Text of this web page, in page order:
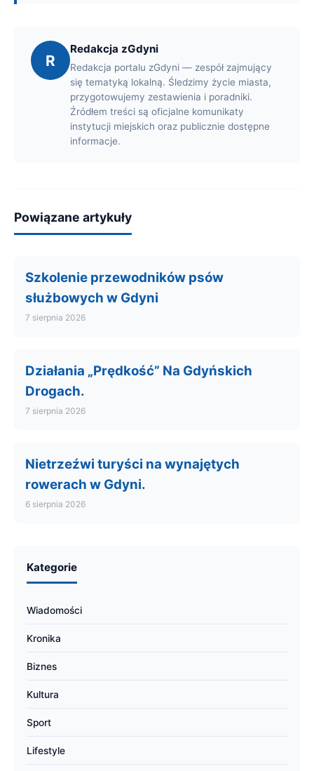
R
Redakcja zGdyni
Redakcja portalu zGdyni — zespół zajmujący
się tematyką lokalną. Śledzimy życie miasta,
przygotowujemy zestawienia i poradniki.
Źródłem treści są oficjalne komunikaty
instytucji miejskich oraz publicznie dostępne
informacje.
Powiązane artykuły
Szkolenie przewodników psów
służbowych w Gdyni
7 sierpnia 2026
Działania „Prędkość” Na Gdyńskich
Drogach.
7 sierpnia 2026
Nietrzeźwi turyści na wynajętych
rowerach w Gdyni.
6 sierpnia 2026
Kategorie
Wiadomości
Kronika
Biznes
Kultura
Sport
Lifestyle